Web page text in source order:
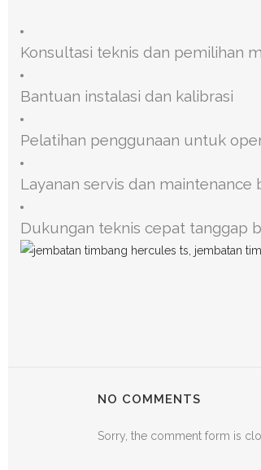
Konsultasi teknis dan pemilihan
Bantuan instalasi dan kalibrasi
Pelatihan penggunaan untuk
Layanan servis dan maintenance
Dukungan teknis cepat tanggap
NO COMMENTS
Sorry, the comment form is